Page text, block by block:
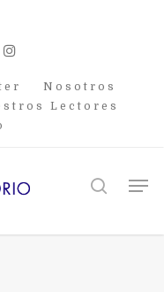
instagram
Nosotros
Lectores
search